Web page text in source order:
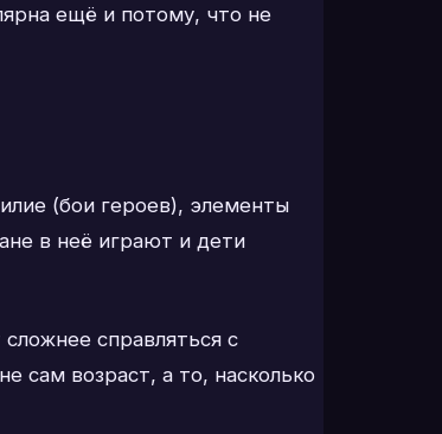
ещё и потому, что не
(бои героев), элементы
в неё играют и дети
справляться с
возраст, а то, насколько